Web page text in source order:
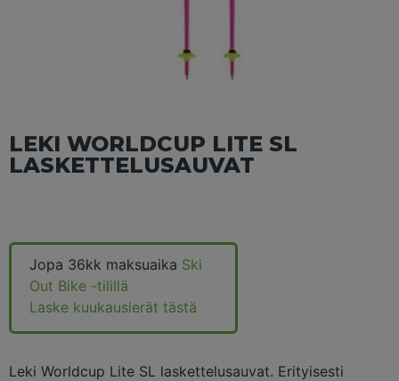
LEKI WORLDCUP LITE SL
LASKETTELUSAUVAT
Jopa 36kk maksuaika Ski
Out Bike -tilillä
Laske kuukausierät tästä
Leki Worldcup Lite SL laskettelusauvat. Erityisesti